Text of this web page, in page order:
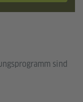
sind